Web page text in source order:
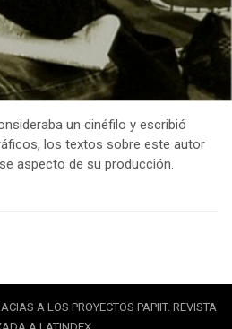
un cinéfilo y escribió
los textos sobre este autor
aspecto de su producción.
A LOS PROYECTOS PAPIIT. REVISTA